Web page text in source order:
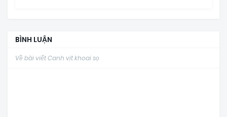
BÌNH LUẬN
Về bài viết Canh vịt khoai sọ